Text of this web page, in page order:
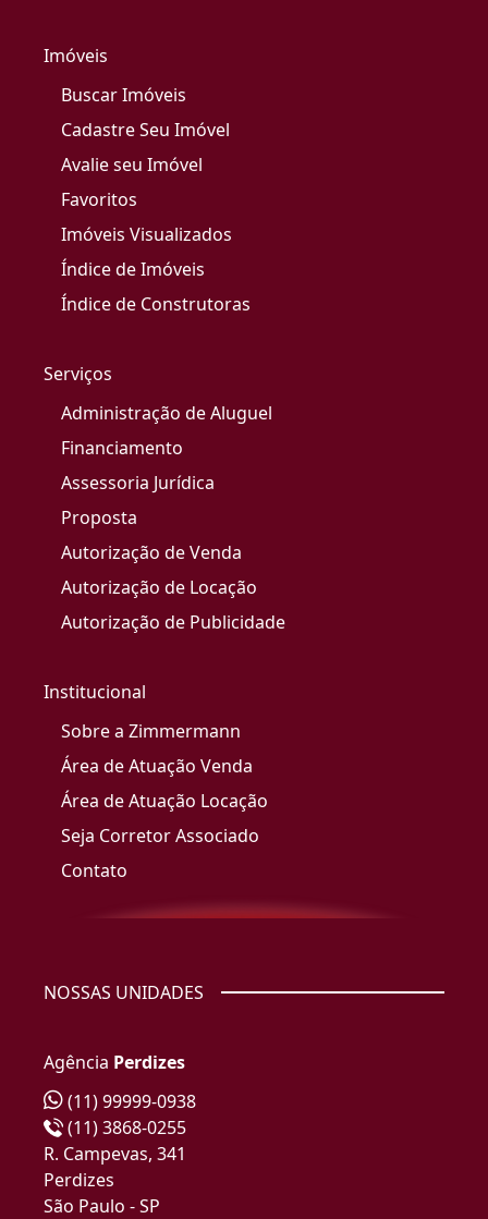
Imóveis
Buscar Imóveis
Cadastre Seu Imóvel
Avalie seu Imóvel
Favoritos
Imóveis Visualizados
Índice de Imóveis
Índice de Construtoras
Serviços
Administração de Aluguel
Financiamento
Assessoria Jurídica
Proposta
Autorização de Venda
Autorização de Locação
Autorização de Publicidade
Institucional
Sobre a Zimmermann
Área de Atuação Venda
Área de Atuação Locação
Seja Corretor Associado
Contato
NOSSAS UNIDADES
Agência Perdizes
(11) 99999-0938
(11) 3868-0255
R. Campevas, 341
Perdizes
São Paulo - SP